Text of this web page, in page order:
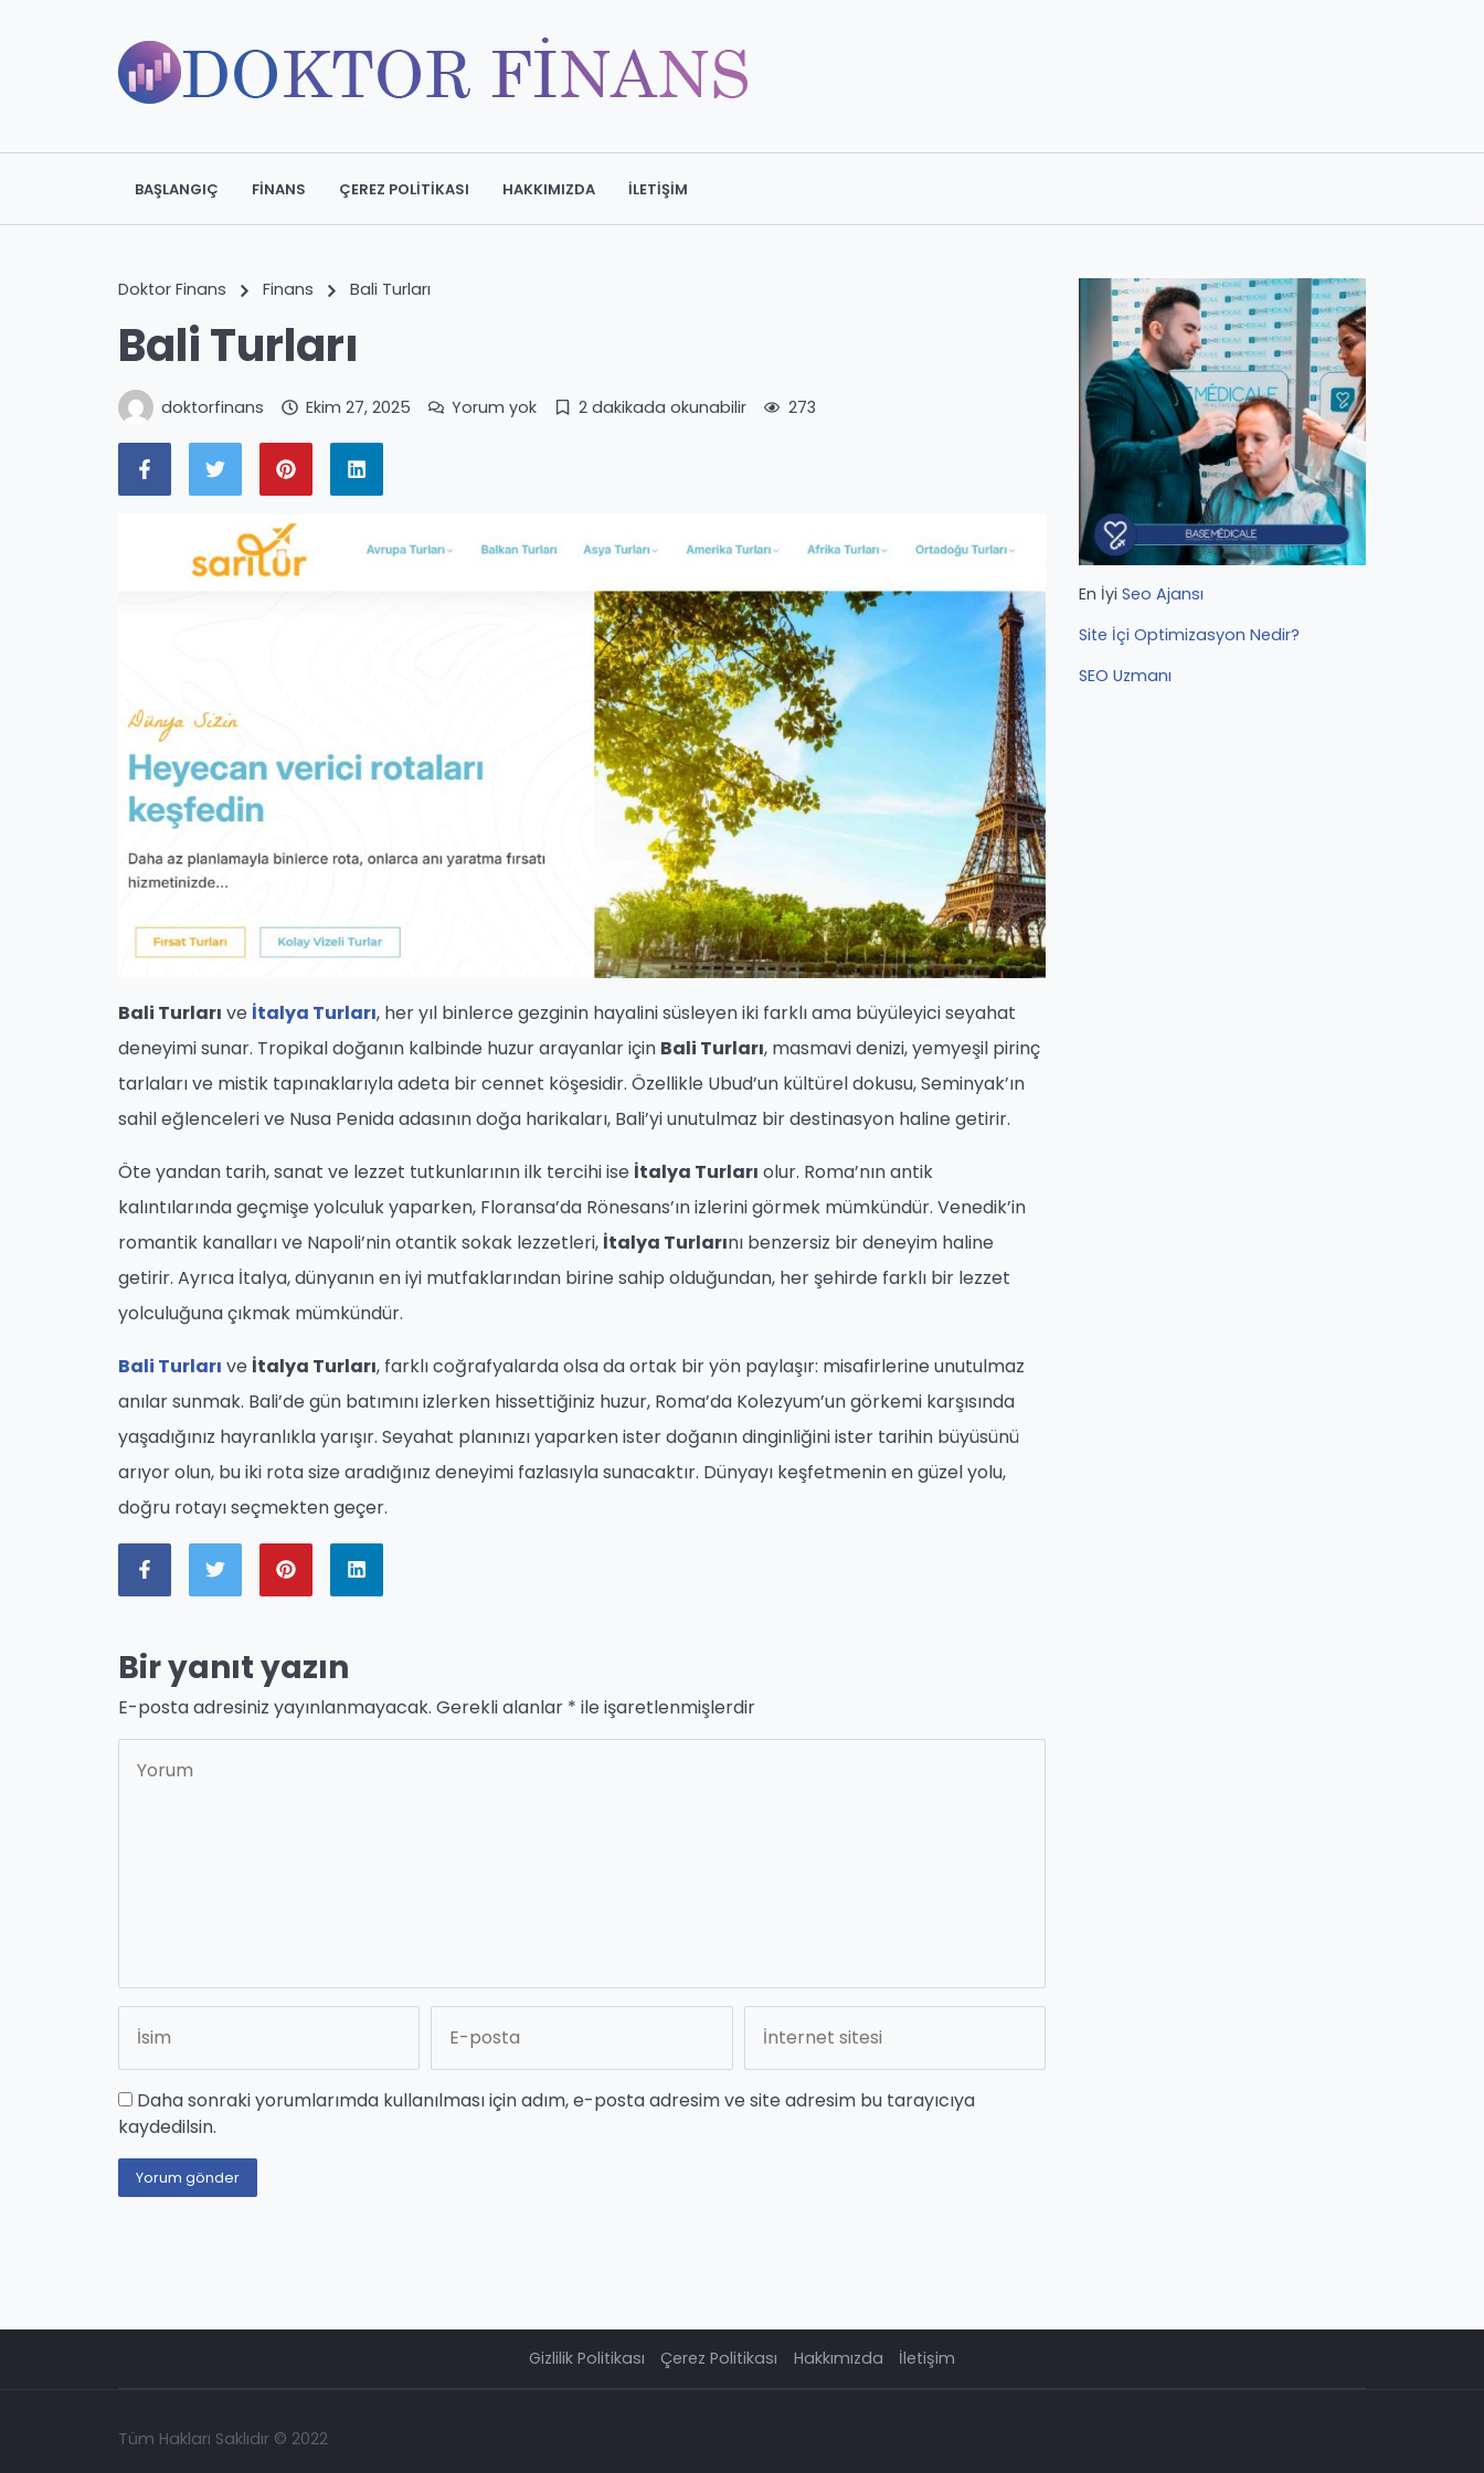
BAŞLANGIÇ FINANS ÇEREZ POLITIKASI HAKKIMIZDA İLETIŞIM
Doktor Finans Finans Bali Turları
Bali Turları
doktorfinans Ekim 27, 2025 Yorum yok 2 dakikada okunabilir 273
Bali Turları ve İtalya Turları, her yıl binlerce gezginin hayalini süsleyen iki farklı ama büyüleyici seyahat
deneyimi sunar. Tropikal doğanın kalbinde huzur arayanlar için Bali Turları, masmavi denizi, yemyeşil pirinç
tarlaları ve mistik tapınaklarıyla adeta bir cennet köşesidir. Özellikle Ubud’un kültürel dokusu, Seminyak’ın
sahil eğlenceleri ve Nusa Penida adasının doğa harikaları, Bali’yi unutulmaz bir destinasyon haline getirir.
Öte yandan tarih, sanat ve lezzet tutkunlarının ilk tercihi ise İtalya Turları olur. Roma’nın antik
kalıntılarında geçmişe yolculuk yaparken, Floransa’da Rönesans’ın izlerini görmek mümkündür. Venedik’in
romantik kanalları ve Napoli’nin otantik sokak lezzetleri, İtalya Turlarını benzersiz bir deneyim haline
getirir. Ayrıca İtalya, dünyanın en iyi mutfaklarından birine sahip olduğundan, her şehirde farklı bir lezzet
yolculuğuna çıkmak mümkündür.
Bali Turları ve İtalya Turları, farklı coğrafyalarda olsa da ortak bir yön paylaşır: misafirlerine unutulmaz
anılar sunmak. Bali’de gün batımını izlerken hissettiğiniz huzur, Roma’da Kolezyum’un görkemi karşısında
yaşadığınız hayranlıkla yarışır. Seyahat planınızı yaparken ister doğanın dinginliğini ister tarihin büyüsünü
arıyor olun, bu iki rota size aradığınız deneyimi fazlasıyla sunacaktır. Dünyayı keşfetmenin en güzel yolu,
doğru rotayı seçmekten geçer.
Bir yanıt yazın
E-posta adresiniz yayınlanmayacak. Gerekli alanlar * ile işaretlenmişlerdir
Daha sonraki yorumlarımda kullanılması için adım, e-posta adresim ve site adresim bu tarayıcıya
kaydedilsin.
En İyi Seo Ajansı
Site İçi Optimizasyon Nedir?
SEO Uzmanı
Gizlilik Politikası Çerez Politikası Hakkımızda İletişim
Tüm Hakları Saklıdır © 2022